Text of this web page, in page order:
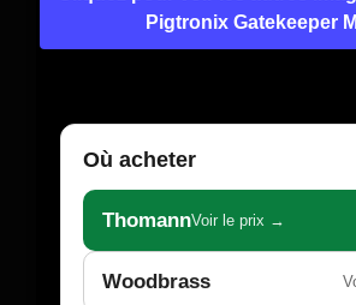
Pigtronix Gatekeeper
Où acheter
ThomannVoir le prix →
Woodbrass